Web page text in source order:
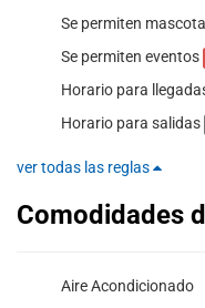
Se permiten
Se permiten eventos
Horario para
Horario para salidas
ver todas las reglas
Comodidades
Aire Acondicionado